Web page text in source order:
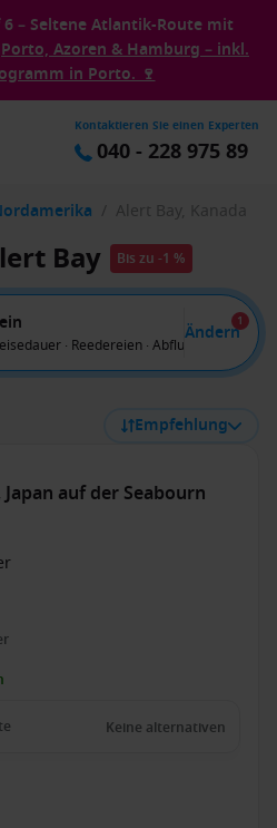
– Seltene Atlantik-Route mit
Porto, Azoren & Hamburg – inkl.
in Porto. 🍷
Kontaktieren Sie einen Experten
040 - 228 975 89
/ Alert Bay, Kanada
Bay Bis zu -1 %
· Reedereien · Abflug von
Ändern
1
Empfehlung
auf der Seabourn
Keine alternativen